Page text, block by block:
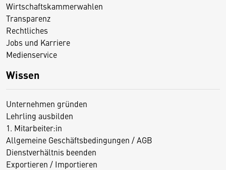
Wirtschaftskammerwahlen
Transparenz
Rechtliches
Jobs und Karriere
Medienservice
Wissen
Unternehmen gründen
Lehrling ausbilden
1. Mitarbeiter:in
Allgemeine Geschäftsbedingungen / AGB
Dienstverhältnis beenden
Exportieren / Importieren